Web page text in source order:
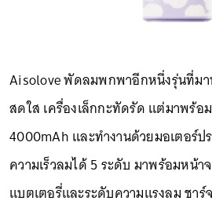
Aisolove พัดลมพกพาอีกหนึ่งรุ่นที่ม
สดใส เครื่องเล็กกะทัดรัด แต่มาพร้อ
4000mAh และทำงานด้วยมอเตอร์
ความเร็วลมได้ 5 ระดับ มาพร้อมหน้า
แบตเตอรี่และระดับความแรงลม ชาร์